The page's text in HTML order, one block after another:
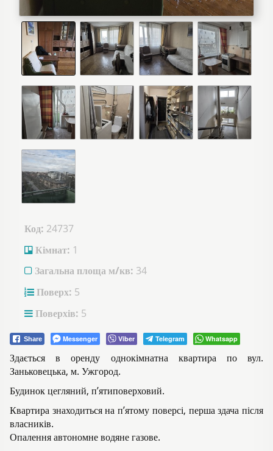
Код: 24737
Кімнат: 1
Загальна площа м/кв: 34
Поверх: 5
Поверхів: 5
Share Messenger Viber Telegram Whatsapp
Здається в оренду однокімнатна квартира по вул.
Заньковецька, м. Ужгород.
Будинок цегляний, п’ятиповерховий.
Квартира знаходиться на п’ятому поверсі, перша здача після
власників.
Опалення автономне водяне газове.